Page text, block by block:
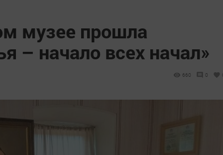
музее прошла
– начало всех начал»
660 0